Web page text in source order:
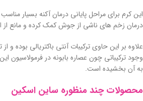
این کرم برای مراحل پایانی درمان آکنه بسیار
درمان زخم های ناشی از جوش کمک کرده و مانع
علاوه بر این حاوی ترکیبات آنتی باکتریالی بوده و
وجود ترکیباتی چون عصاره بابونه در
به آن بخشیده است.
محصولات چند منظوره ساین اسکین